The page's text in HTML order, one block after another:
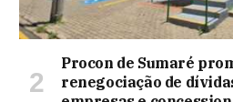
Procon de Sumaré
renegociação de